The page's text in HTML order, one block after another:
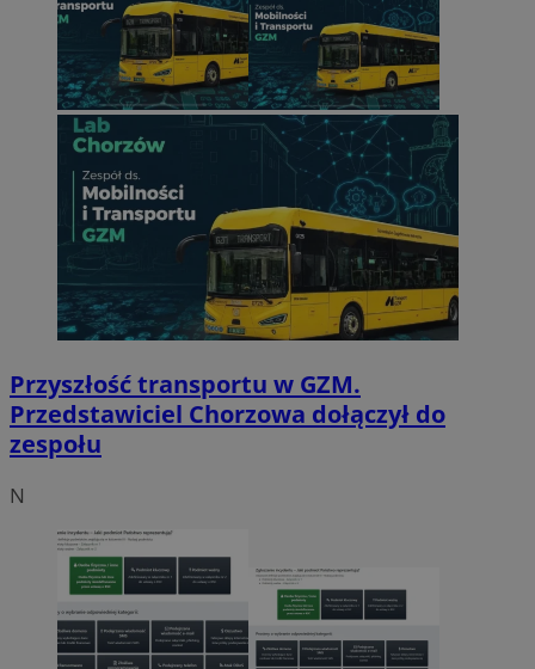
Przyszłość transportu w GZM.
Przedstawiciel Chorzowa dołączył do
zespołu
N